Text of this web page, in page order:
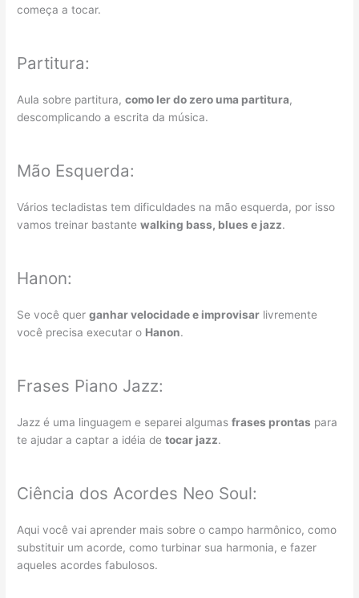
começa a tocar.
Partitura:
Aula sobre partitura,como ler do zero uma partitura,
descomplicando a escrita da música.
Mão Esquerda:
Vários tecladistas tem dificuldades na mão esquerda, por isso
vamos treinar bastantewalking bass, blues e jazz.
Hanon:
Se você querganhar velocidade e improvisar livremente
você precisa executar o Hanon.
Frases Piano Jazz:
Jazz é uma linguagem e separei algumasfrases prontas para
te ajudar a captar a idéia detocar jazz.
Ciência dos Acordes Neo Soul:
Aqui você vai aprender mais sobre o campo harmônico, como
substituir um acorde, como turbinar sua harmonia, e fazer
aqueles acordes fabulosos.